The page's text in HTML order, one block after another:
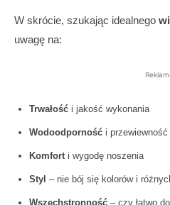
W skrócie, szukając idealnego
uwagę na:
Trwałość i jakość wykonania
Wodoodporność i przewiewność
Komforti wygodę noszenia
Styl – nie bój się kolorów i
Wszechstronność – czy łatwo